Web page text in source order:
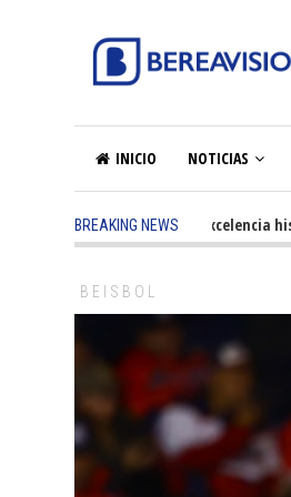
INICIO NOTICIAS
BREAKING NEWS
5 months ago - La excelencia
BEISBOL